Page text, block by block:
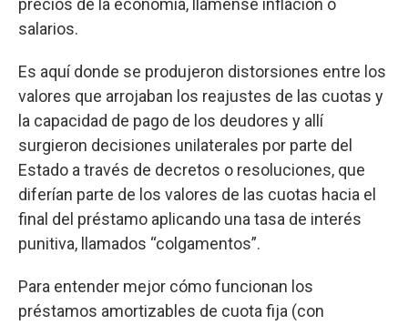
precios de la economía, llámense inflación o
salarios.
Es aquí donde se produjeron distorsiones entre los
valores que arrojaban los reajustes de las cuotas y
la capacidad de pago de los deudores y allí
surgieron decisiones unilaterales por parte del
Estado a través de decretos o resoluciones, que
diferían parte de los valores de las cuotas hacia el
final del préstamo aplicando una tasa de interés
punitiva, llamados “colgamentos”.
Para entender mejor cómo funcionan los
préstamos amortizables de cuota fija (con